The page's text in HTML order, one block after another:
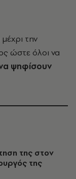
την
ώστε όλοι να
να ψηφίσουν
της στον
της